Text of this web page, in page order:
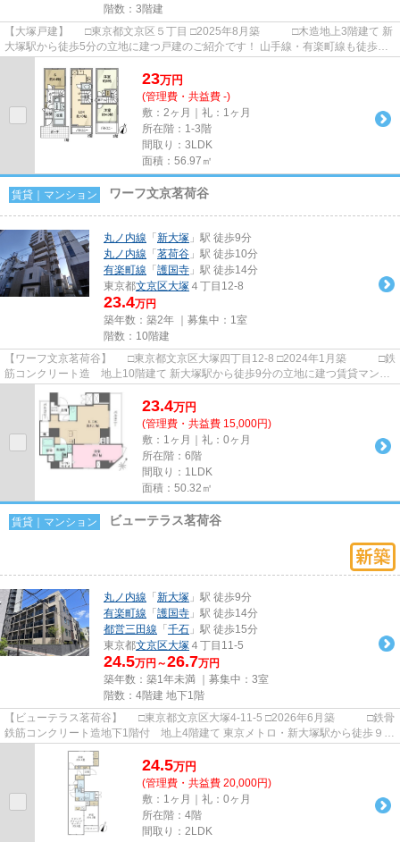
階数：3階建
【大塚戸建】 □東京都文京区５丁目 □2025年8月築 □木造地上3階建て 新
大塚駅から徒歩5分の立地に建つ戸建のご紹介です！ 山手線・有楽町線も徒歩圏
23万円
(管理費・共益費 -)
敷：2ヶ月｜礼：1ヶ月
所在階：1-3階
間取り：3LDK
面積：56.97㎡
賃貸｜マンション ワーフ文京茗荷谷
丸ノ内線 「 新大塚 」駅 徒歩9分
丸ノ内線 「 茗荷谷 」駅 徒歩10分
有楽町線 「 護国寺 」駅 徒歩14分
東京都文京区大塚 ４丁目12-8
23.4万円
築年数：築2年 ｜募集中： 1室
階数：10階建
【ワーフ文京茗荷谷】 □東京都文京区大塚四丁目12-8 □2024年1月築 □鉄
筋コンクリート造 地上10階建て 新大塚駅から徒歩9分の立地に建つ賃貸マンシ
23.4万円
(管理費・共益費 15,000円)
敷：1ヶ月｜礼：0ヶ月
所在階：6階
間取り：1LDK
面積：50.32㎡
賃貸｜マンション ビューテラス茗荷谷
丸ノ内線 「 新大塚 」駅 徒歩9分
有楽町線 「 護国寺 」駅 徒歩14分
都営三田線 「 千石 」駅 徒歩15分
東京都文京区大塚 ４丁目11-5
24.5万円～26.7万円
築年数：築1年未満 ｜募集中： 3室
階数：4階建 地下1階
【ビューテラス茗荷谷】 □東京都文京区大塚4-11-5 □2026年6月築 □鉄骨
鉄筋コンクリート造地下1階付 地上4階建て 東京メトロ・新大塚駅から徒歩９分
の立地に建つ賃貸マンシ...
24.5万円
(管理費・共益費 20,000円)
敷：1ヶ月｜礼：0ヶ月
所在階：4階
間取り：2LDK